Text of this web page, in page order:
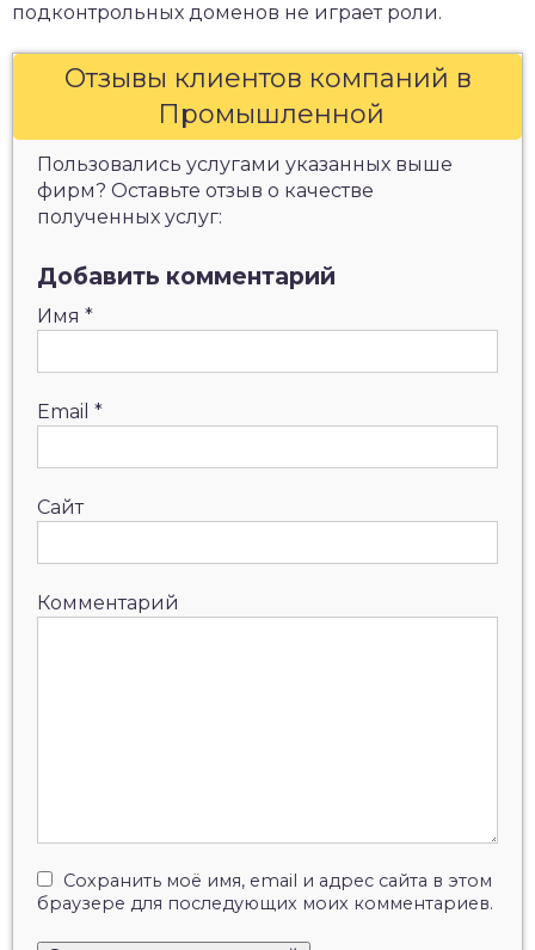
подконтрольных доменов не играет роли.
Отзывы клиентов компаний в
Промышленной
Пользовались услугами указанных выше
фирм? Оставьте отзыв о качестве
полученных услуг:
Добавить комментарий
Имя *
Email *
Сайт
Комментарий
Сохранить моё имя, email и адрес сайта в этом
браузере для последующих моих комментариев.